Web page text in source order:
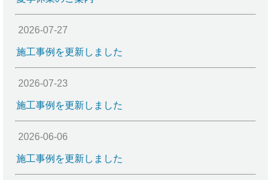
2026-07-27
施工事例を更新しました
2026-07-23
施工事例を更新しました
2026-06-06
施工事例を更新しました